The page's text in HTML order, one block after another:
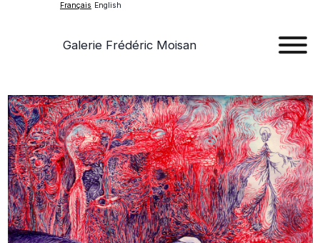
Français English
Galerie Frédéric Moisan